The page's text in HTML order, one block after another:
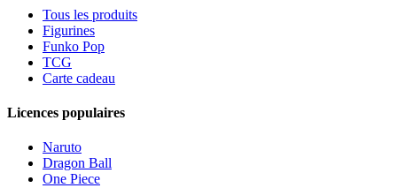
Tous les produits
Figurines
Funko Pop
TCG
Carte cadeau
Licences populaires
Naruto
Dragon Ball
One Piece